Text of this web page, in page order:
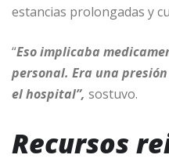
estancias prolongadas y
“Eso implicaba
personal. Era una
el hospital”, sostuvo.
Recursos